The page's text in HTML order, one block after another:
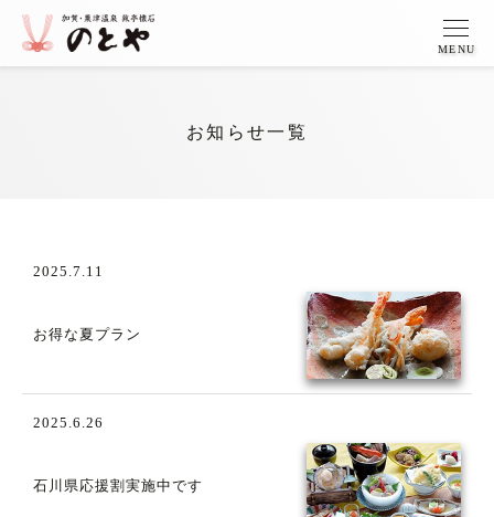
MENU
お知らせ一覧
2025.7.11
お得な夏プラン
2025.6.26
石川県応援割実施中です